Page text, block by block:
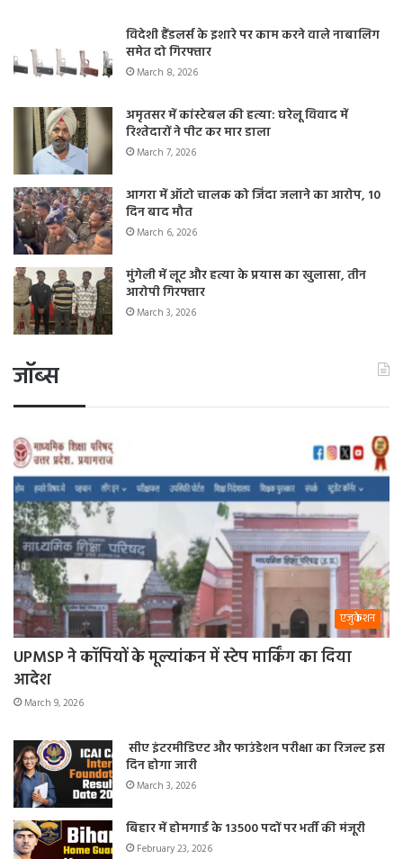
विदेशी हैंडलर्स के इशारे पर काम करने वाले नाबालिग
समेत दो गिरफ्तार
March 8, 2026
अमृतसर में कांस्टेबल की हत्या: घरेलू विवाद में
रिश्तेदारों ने पीट कर मार डाला
March 7, 2026
आगरा में ऑटो चालक को जिंदा जलाने का आरोप, 10
दिन बाद मौत
March 6, 2026
मुंगेली में लूट और हत्या के प्रयास का खुलासा, तीन
आरोपी गिरफ्तार
March 3, 2026
जॉब्स
एजुकेशन
UPMSP ने कॉपियों के मूल्यांकन में स्टेप मार्किंग का दिया
आदेश
March 9, 2026
सीए इंटरमीडिएट और फाउंडेशन परीक्षा का रिजल्ट इस
दिन होगा जारी
March 3, 2026
बिहार में होमगार्ड के 13500 पदों पर भर्ती की मंजूरी
February 23, 2026